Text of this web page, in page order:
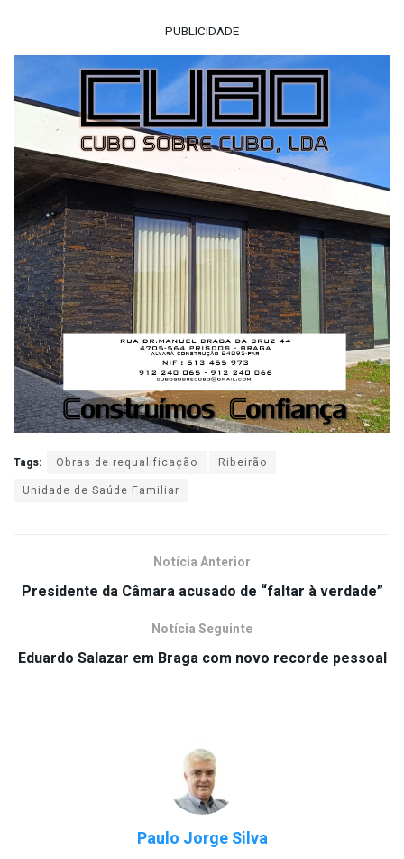
PUBLICIDADE
Tags: Obras de requalificação
Ribeirão
Unidade de Saúde Familiar
Notícia Anterior
Presidente da Câmara acusado de “faltar à verdade”
Notícia Seguinte
Eduardo Salazar em Braga com novo recorde pessoal
Paulo Jorge Silva